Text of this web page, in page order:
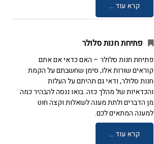
קרא עוד ...
פתיחת חנות סלולר
פתיחת חנות סלולר – האם כדאי אם אתם
קוראים שורות אלו, סימן שחשבתם על הקמת
חנות סלולר, ודאי גם תהיתם על העלות
והכדאיות של מהלך כזה. בואו ננסה להבהיר כמה
מן הדברים ולתת מענה לשאלות וקצה חוט
למענה המתאים לכם.
קרא עוד ...